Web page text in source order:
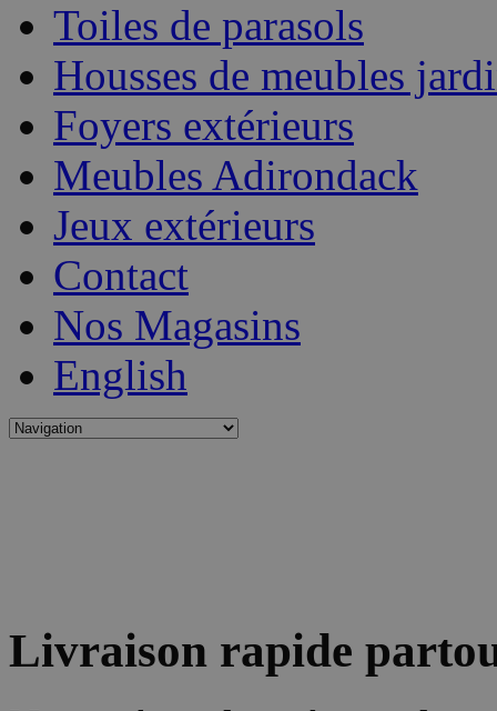
Toiles de parasols
Housses de meubles
Foyers extérieurs
Meubles Adirondack
Jeux extérieurs
Contact
Nos Magasins
English
Livraison rapide